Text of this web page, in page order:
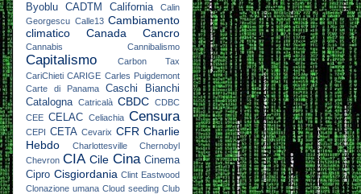
Byoblu
CADTM California
Calin
Georgescu Calle13 Cambiamento
climatico
Canada Cancro
Cannabis Cannibalismo
Capitalismo
Carbon Tax
CariChieti CARIGE Carles Puigdemont
Carte di Panama
Caschi Bianchi
Catalogna Catricalà CBDC CDBC
CEE CELAC Celiachia Censura
CEPI CETA Cevarix CFR Charlie
Hebdo
Charlottesville
Chernobyl
Chevron CIA Cile Cina Cinema
Cipro Cisgiordania Clint Eastwood
Clonazione umana Cloud seeding Club